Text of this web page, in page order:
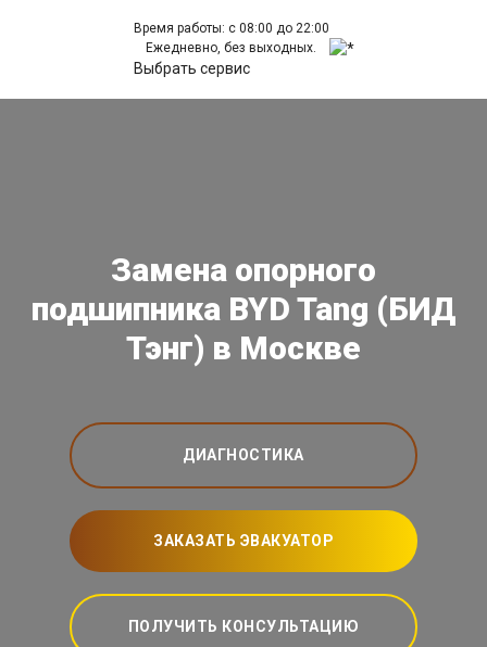
Время работы: с 08:00 до 22:00
Ежедневно, без выходных.
Выбрать сервис
Замена опорного
подшипника BYD Tang (БИД
Тэнг) в Москве
ДИАГНОСТИКА
ЗАКАЗАТЬ ЭВАКУАТОР
ПОЛУЧИТЬ КОНСУЛЬТАЦИЮ